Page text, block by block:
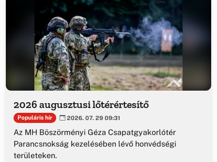
2026 augusztusi lőtérértesítő
Populáris hír 2026. 07. 29 09:31
Az MH Böszörményi Géza Csapatgyakorlótér
Parancsnokság kezelésében lévő honvédségi
területeken.